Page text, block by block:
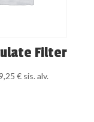
Filter
€ sis. alv.